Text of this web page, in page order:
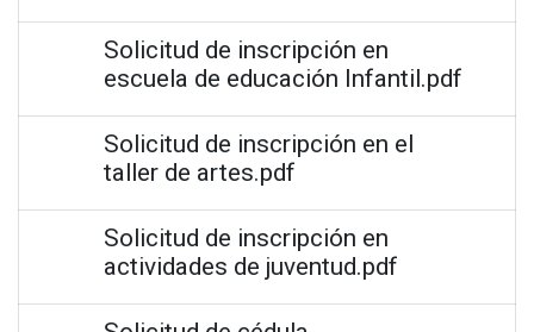
Solicitud de inscripción en
escuela de educación Infantil.pdf
Solicitud de inscripción en el
taller de artes.pdf
Solicitud de inscripción en
actividades de juventud.pdf